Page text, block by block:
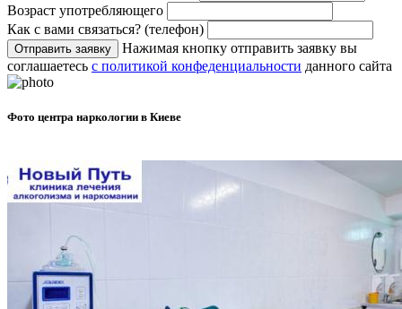
Возраст употребляющего
Как с вами связаться? (телефон)
Отправить заявку
Нажимая кнопку отправить заявку вы
соглашаетесь с политикой конфеденциальности данного сайта
Фото центра наркологии в Киеве